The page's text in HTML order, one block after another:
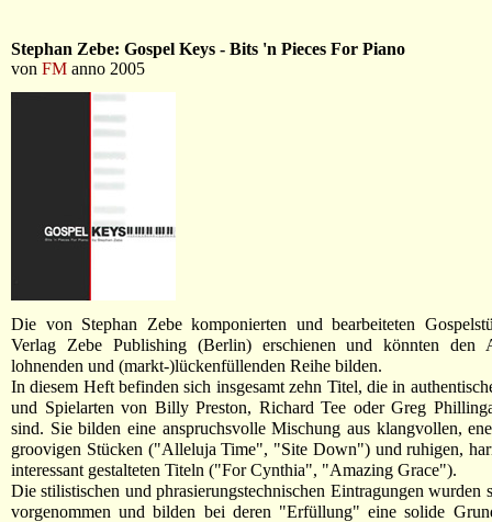
Stephan Zebe: Gospel Keys - Bits 'n Pieces For Piano
von FM anno 2005
Die von Stephan Zebe komponierten und bearbeiteten
Verlag Zebe Publishing (Berlin) erschienen und könnten den
lohnenden und (markt-)lückenfüllenden Reihe bilden.
In diesem Heft befinden sich insgesamt zehn Titel, die in
und Spielarten von Billy Preston, Richard Tee oder Greg
sind. Sie bilden eine anspruchsvolle Mischung aus klangvollen,
groovigen Stücken ("Alleluja Time", "Site Down") und ruhigen,
interessant gestalteten Titeln ("For Cynthia", "Amazing Grace").
Die stilistischen und phrasierungstechnischen Eintragungen wurden
vorgenommen und bilden bei deren "Erfüllung" eine solide